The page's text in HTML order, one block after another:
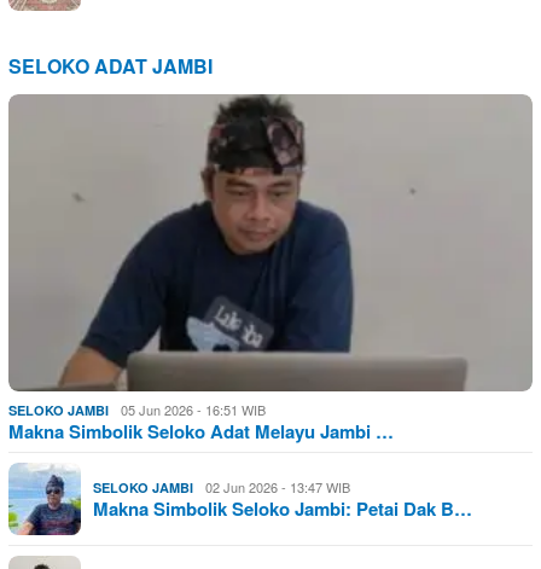
SELOKO ADAT JAMBI
SELOKO JAMBI 05 Jun 2026 - 16:51 WIB
Makna Simbolik Seloko Adat Melayu Jambi …
SELOKO JAMBI 02 Jun 2026 - 13:47 WIB
Makna Simbolik Seloko Jambi: Petai Dak B…